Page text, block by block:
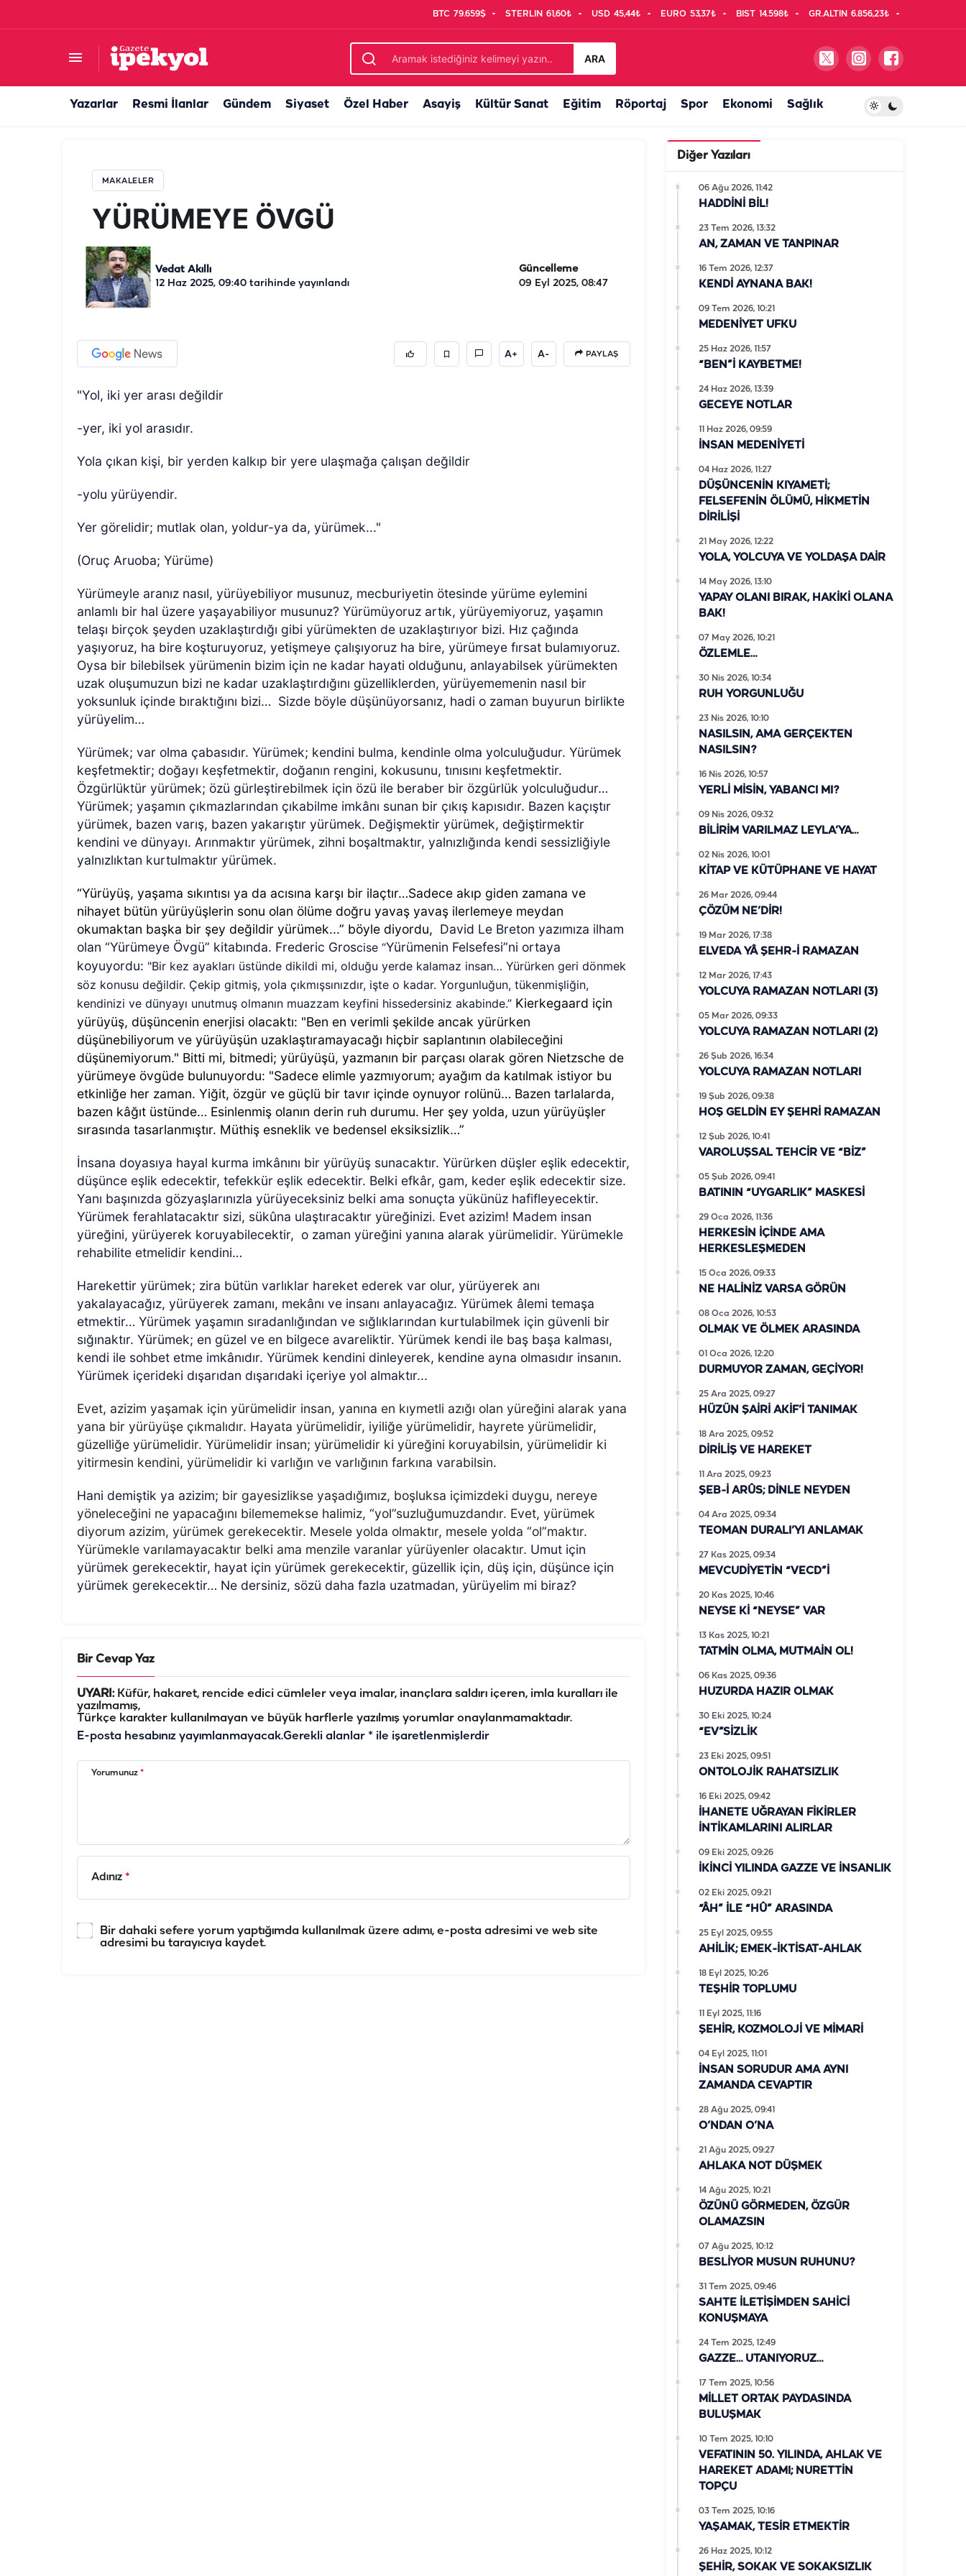
BTC 79.659$ STERLIN 61,60₺ USD 45,44₺ EURO 53,37₺ BIST 14.598₺ GR.ALTIN 6.856,23₺
ARA
Yazarlar Resmi İlanlar Gündem Siyaset Özel Haber Asayiş Kültür Sanat Eğitim Röportaj Spor Ekonomi Sağlık
MAKALELER
YÜRÜMEYE ÖVGÜ
Vedat Akıllı
12 Haz 2025, 09:40 tarihinde yayınlandı
Güncelleme
09 Eyl 2025, 08:47
A+ A- PAYLAŞ
"Yol, iki yer arası değildir
-yer, iki yol arasıdır.
Yola çıkan kişi, bir yerden kalkıp bir yere ulaşmağa çalışan değildir
-yolu yürüyendir.
Yer görelidir; mutlak olan, yoldur-ya da, yürümek..."
(Oruç Aruoba; Yürüme)
Yürümeyle aranız nasıl, yürüyebiliyor musunuz, mecburiyetin ötesinde yürüme eylemini
anlamlı bir hal üzere yaşayabiliyor musunuz? Yürümüyoruz artık, yürüyemiyoruz, yaşamın
telaşı birçok şeyden uzaklaştırdığı gibi yürümekten de uzaklaştırıyor bizi. Hız çağında
yaşıyoruz, ha bire koşturuyoruz, yetişmeye çalışıyoruz ha bire, yürümeye fırsat bulamıyoruz.
Oysa bir bilebilsek yürümenin bizim için ne kadar hayati olduğunu, anlayabilsek yürümekten
uzak oluşumuzun bizi ne kadar uzaklaştırdığını güzelliklerden, yürüyememenin nasıl bir
yoksunluk içinde bıraktığını bizi… Sizde böyle düşünüyorsanız, hadi o zaman buyurun birlikte
yürüyelim…
Yürümek; var olma çabasıdır. Yürümek; kendini bulma, kendinle olma yolculuğudur. Yürümek
keşfetmektir; doğayı keşfetmektir, doğanın rengini, kokusunu, tınısını keşfetmektir.
Özgürlüktür yürümek; özü gürleştirebilmek için özü ile beraber bir özgürlük yolculuğudur…
Yürümek; yaşamın çıkmazlarından çıkabilme imkânı sunan bir çıkış kapısıdır. Bazen kaçıştır
yürümek, bazen varış, bazen yakarıştır yürümek. Değişmektir yürümek, değiştirmektir
kendini ve dünyayı. Arınmaktır yürümek, zihni boşaltmaktır, yalnızlığında kendi sessizliğiyle
yalnızlıktan kurtulmaktır yürümek.
“Yürüyüş, yaşama sıkıntısı ya da acısına karşı bir ilaçtır…Sadece akıp giden zamana ve
nihayet bütün yürüyüşlerin sonu olan ölü­me doğru yavaş yavaş ilerlemeye meydan
okumaktan başka bir şey değildir yürümek...” böyle diyordu, David Le Breton yazımıza ilham
olan “Yürümeye Övgü” kitabında. Frederic Groscise “Yürümenin Felsefesi”ni ortaya
koyuyordu: "Bir kez ayakları üstünde dikildi mi, olduğu yerde kalamaz insan… Yürürken geri dönmek
söz konusu değildir. Çekip gitmiş, yola çıkmışsınızdır, işte o kadar. Yorgunluğun, tükenmişliğin,
kendinizi ve dünyayı unutmuş olmanın muazzam keyfini hissedersiniz akabinde.” Kierkegaard için
yürüyüş, düşüncenin enerjisi olacaktı: "Ben en verimli şekilde ancak yürürken
düşünebiliyorum ve yürüyüşün uzaklaştıramayacağı hiçbir saplantının olabileceğini
düşünemiyorum." Bitti mi, bitmedi; yürüyüşü, yazmanın bir parçası olarak gören Nietzsche de
yürümeye övgüde bulunuyordu: "Sadece elimle yazmıyorum; ayağım da katılmak istiyor bu
etkinliğe her zaman. Yiğit, özgür ve güçlü bir tavır içinde oynuyor rolünü… Bazen tarlalarda,
bazen kâğıt üstünde… Esinlenmiş olanın derin ruh durumu. Her şey yolda, uzun yürüyüşler
sırasında tasarlanmıştır. Müthiş esneklik ve bedensel eksiksizlik…”
İnsana doyasıya hayal kurma imkânını bir yürüyüş sunacaktır. Yürürken düşler eşlik edecektir,
düşünce eşlik edecektir, tefekkür eşlik edecektir. Belki efkâr, gam, keder eşlik edecektir size.
Yanı başınızda gözyaşlarınızla yürüyeceksiniz belki ama sonuçta yükünüz hafifleyecektir.
Yürümek ferahlatacaktır sizi, sükûna ulaştıracaktır yüreğinizi. Evet azizim! Madem insan
yüreğini, yürüyerek koruyabilecektir, o zaman yüreğini yanına alarak yürümelidir. Yürümekle
rehabilite etmelidir kendini…
Harekettir yürümek; zira bütün varlıklar hareket ederek var olur, yürüyerek anı
yakalayacağız, yürüyerek zamanı, mekânı ve insanı anlayacağız. Yürümek âlemi temaşa
etmektir… Yürümek yaşamın sıradanlığından ve sığlıklarından kurtulabilmek için güvenli bir
sığınaktır. Yürümek; en güzel ve en bilgece avareliktir. Yürümek kendi ile baş başa kalması,
kendi ile sohbet etme imkânıdır. Yürümek kendini dinleyerek, kendine ayna olmasıdır insanın.
Yürümek içerideki dışarıdan dışarıdaki içeriye yol almaktır...
Evet, azizim yaşamak için yürümelidir insan, yanına en kıymetli azığı olan yüreğini alarak yana
yana bir yürüyüşe çıkmalıdır. Hayata yürümelidir, iyiliğe yürümelidir, hayrete yürümelidir,
güzelliğe yürümelidir. Yürümelidir insan; yürümelidir ki yüreğini koruyabilsin, yürümelidir ki
yitirmesin kendini, yürümelidir ki varlığın ve varlığının farkına varabilsin.
Hani demiştik ya azizim; bir gayesizlikse yaşadığımız, boşluksa içimizdeki duygu, nereye
yöneleceğini ne yapacağını bilememekse halimiz, “yol”suzluğumuzdandır. Evet, yürümek
diyorum azizim, yürümek gerekecektir. Mesele yolda olmaktır, mesele yolda “ol”maktır.
Yürümekle varılamayacaktır belki ama menzile varanlar yürüyenler olacaktır. Umut için
yürümek gerekecektir, hayat için yürümek gerekecektir, güzellik için, düş için, düşünce için
yürümek gerekecektir… Ne dersiniz, sözü daha fazla uzatmadan, yürüyelim mi biraz?
Bir Cevap Yaz
UYARI:Küfür, hakaret, rencide edici cümleler veya imalar, inançlara saldırı içeren, imla kuralları ile
yazılmamış,
Türkçe karakter kullanılmayan ve büyük harflerle yazılmış yorumlar onaylanmamaktadır.
E-posta hesabınız yayımlanmayacak.Gerekli alanlar * ile işaretlenmişlerdir
Yorumunuz *
Adınız *
Bir dahaki sefere yorum yaptığımda kullanılmak üzere adımı, e-posta adresimi ve web site
adresimi bu tarayıcıya kaydet.
Diğer Yazıları
HADDİNİ BİL!
06 Ağu 2026, 11:42
AN, ZAMAN VE TANPINAR
23 Tem 2026, 13:32
KENDİ AYNANA BAK!
16 Tem 2026, 12:37
MEDENİYET UFKU
09 Tem 2026, 10:21
“BEN”İ KAYBETME!
25 Haz 2026, 11:57
GECEYE NOTLAR
24 Haz 2026, 13:39
İNSAN MEDENİYETİ
11 Haz 2026, 09:59
DÜŞÜNCENİN KIYAMETİ;
FELSEFENİN ÖLÜMÜ, HİKMETİN
DİRİLİŞİ
04 Haz 2026, 11:27
YOLA, YOLCUYA VE YOLDAŞA DAİR
21 May 2026, 12:22
YAPAY OLANI BIRAK, HAKİKİ OLANA
BAK!
14 May 2026, 13:10
ÖZLEMLE…
07 May 2026, 10:21
RUH YORGUNLUĞU
30 Nis 2026, 10:34
NASILSIN, AMA GERÇEKTEN
NASILSIN?
23 Nis 2026, 10:10
YERLİ MİSİN, YABANCI MI?
16 Nis 2026, 10:57
BİLİRİM VARILMAZ LEYLA’YA…
09 Nis 2026, 09:32
KİTAP VE KÜTÜPHANE VE HAYAT
02 Nis 2026, 10:01
ÇÖZÜM NE’DİR!
26 Mar 2026, 09:44
ELVEDA YÂ ŞEHR-İ RAMAZAN
19 Mar 2026, 17:38
YOLCUYA RAMAZAN NOTLARI (3)
12 Mar 2026, 17:43
YOLCUYA RAMAZAN NOTLARI (2)
05 Mar 2026, 09:33
YOLCUYA RAMAZAN NOTLARI
26 Şub 2026, 16:34
HOŞ GELDİN EY ŞEHRİ RAMAZAN
19 Şub 2026, 09:38
VAROLUŞSAL TEHCİR VE “BİZ”
12 Şub 2026, 10:41
BATININ “UYGARLIK” MASKESİ
05 Şub 2026, 09:41
HERKESİN İÇİNDE AMA
HERKESLEŞMEDEN
29 Oca 2026, 11:36
NE HALİNİZ VARSA GÖRÜN
15 Oca 2026, 09:33
OLMAK VE ÖLMEK ARASINDA
08 Oca 2026, 10:53
DURMUYOR ZAMAN, GEÇİYOR!
01 Oca 2026, 12:20
HÜZÜN ŞAİRİ AKİF’İ TANIMAK
25 Ara 2025, 09:27
DİRİLİŞ VE HAREKET
18 Ara 2025, 09:52
ŞEB-İ ARÛS; DİNLE NEYDEN
11 Ara 2025, 09:23
TEOMAN DURALI’YI ANLAMAK
04 Ara 2025, 09:34
MEVCUDİYETİN “VECD”İ
27 Kas 2025, 09:34
NEYSE Kİ “NEYSE” VAR
20 Kas 2025, 10:46
TATMİN OLMA, MUTMAİN OL!
13 Kas 2025, 10:21
HUZURDA HAZIR OLMAK
06 Kas 2025, 09:36
“EV”SİZLİK
30 Eki 2025, 10:24
ONTOLOJİK RAHATSIZLIK
23 Eki 2025, 09:51
İHANETE UĞRAYAN FİKİRLER
İNTİKAMLARINI ALIRLAR
16 Eki 2025, 09:42
İKİNCİ YILINDA GAZZE VE İNSANLIK
09 Eki 2025, 09:26
“ÂH” İLE “HÛ” ARASINDA
02 Eki 2025, 09:21
AHİLİK; EMEK-İKTİSAT-AHLAK
25 Eyl 2025, 09:55
TEŞHİR TOPLUMU
18 Eyl 2025, 10:26
ŞEHİR, KOZMOLOJİ VE MİMARİ
11 Eyl 2025, 11:16
İNSAN SORUDUR AMA AYNI
ZAMANDA CEVAPTIR
04 Eyl 2025, 11:01
O’NDAN O’NA
28 Ağu 2025, 09:41
AHLAKA NOT DÜŞMEK
21 Ağu 2025, 09:27
ÖZÜNÜ GÖRMEDEN, ÖZGÜR
OLAMAZSIN
14 Ağu 2025, 10:21
BESLİYOR MUSUN RUHUNU?
07 Ağu 2025, 10:12
SAHTE İLETİŞİMDEN SAHİCİ
KONUŞMAYA
31 Tem 2025, 09:46
GAZZE… UTANIYORUZ…
24 Tem 2025, 12:49
MİLLET ORTAK PAYDASINDA
BULUŞMAK
17 Tem 2025, 10:56
VEFATININ 50. YILINDA, AHLAK VE
HAREKET ADAMI; NURETTİN
TOPÇU
10 Tem 2025, 10:10
YAŞAMAK, TESİR ETMEKTİR
03 Tem 2025, 10:16
ŞEHİR, SOKAK VE SOKAKSIZLIK
26 Haz 2025, 10:12